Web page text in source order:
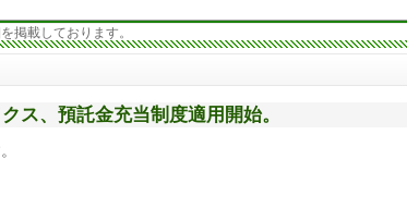
掲載しております。
ス、預託金充当制度適用開始。